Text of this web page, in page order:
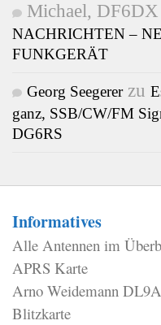
Michael, DF6DX
NACHRICHTEN –
FUNKGERÄT
Georg Seegererzu
ganz, SSB/CW/FM
DG6RS
Informatives
Alle Antennen im
APRS Karte
Arno Weidemann
Blitzkarte